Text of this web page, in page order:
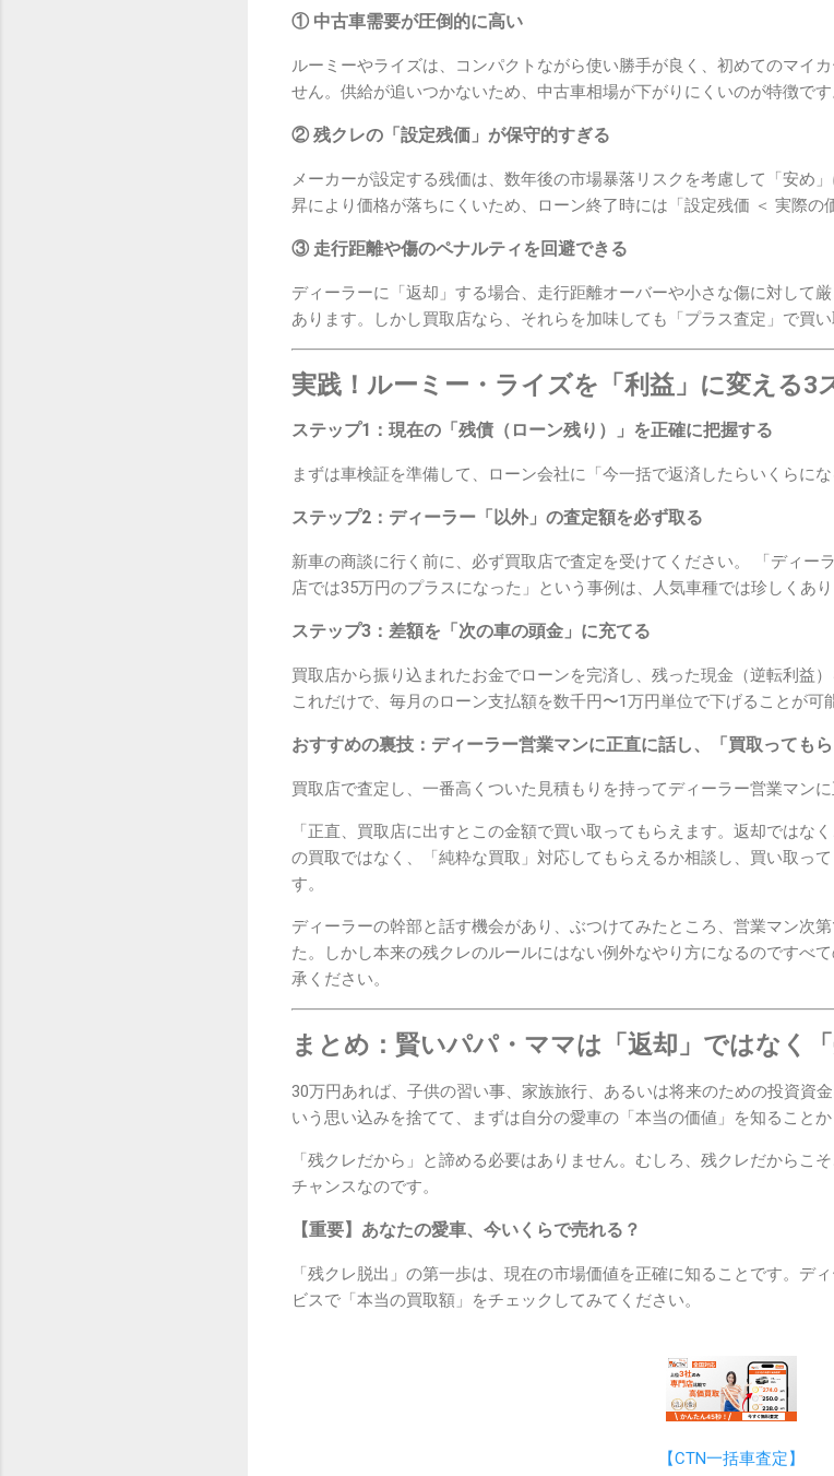
① 中古車需要が圧倒的に高い
ルーミーやライズは、コンパクトながら使い勝手が良く、初めてのマイ
せん。供給が追いつかないため、中古車相場が下がりにくいのが特徴です
② 残クレの「設定残価」が保守的すぎる
メーカーが設定する残価は、数年後の市場暴落リスクを考慮して「安め
昇により価格が落ちにくいため、ローン終了時には「設定残価 ＜ 実際の
③ 走行距離や傷のペナルティを回避できる
ディーラーに「返却」する場合、走行距離オーバーや小さな傷に対して
あります。しかし買取店なら、それらを加味しても「プラス査定」で買
実践！ルーミー・ライズを「利益」に変える3
ステップ1：現在の「残債（ローン残り）」を正確に把握する
まずは車検証を準備して、ローン会社に「今一括で返済したらいくらに
ステップ2：ディーラー「以外」の査定額を必ず取る
新車の商談に行く前に、必ず買取店で査定を受けてください。 「ディー
店では35万円のプラスになった」という事例は、人気車種では珍しくあり
ステップ3：差額を「次の車の頭金」に充てる
買取店から振り込まれたお金でローンを完済し、残った現金（逆転利益
これだけで、毎月のローン支払額を数千円〜1万円単位で下げることが可
おすすめの裏技：ディーラー営業マンに正直に話し、「買取ってもら
買取店で査定し、一番高くついた見積もりを持ってディーラー営業マンに
「正直、買取店に出すとこの金額で買い取ってもらえます。返却ではな
の買取ではなく、「純粋な買取」対応してもらえるか相談し、買い取っ
す。
ディーラーの幹部と話す機会があり、ぶつけてみたところ、営業マン次
た。しかし本来の残クレのルールにはない例外なやり方になるのですべ
承ください。
まとめ：賢いパパ・ママは「返却」ではなく
30万円あれば、子供の習い事、家族旅行、あるいは将来のための投資資
いう思い込みを捨てて、まずは自分の愛車の「本当の価値」を知ることか
「残クレだから」と諦める必要はありません。むしろ、残クレだからこ
チャンスなのです。
【重要】あなたの愛車、今いくらで売れる？
「残クレ脱出」の第一歩は、現在の市場価値を正確に知ることです。デ
ビスで「本当の買取額」をチェックしてみてください。
【CTN一括車査定】